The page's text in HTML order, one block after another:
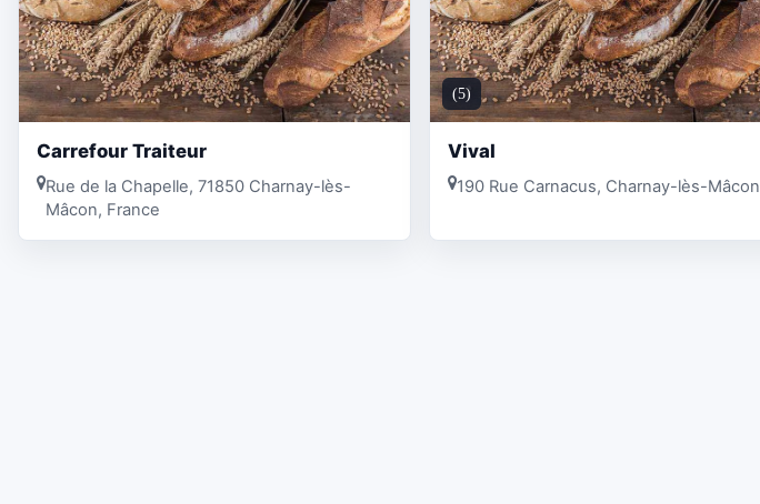
Carrefour Traiteur
Rue de la Chapelle, 71850 Charnay-lès-
Mâcon, France
(5)
Vival
190 Rue Carnacus, Charnay-lès-Mâcon